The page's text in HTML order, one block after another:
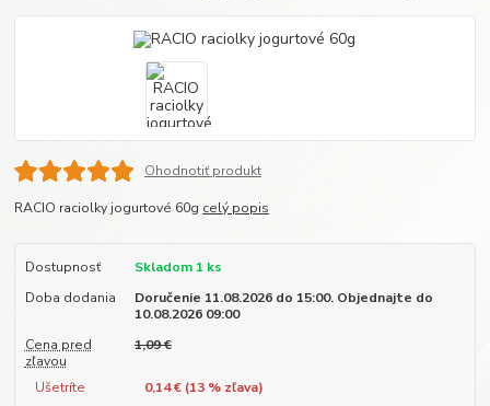
Ohodnotiť produkt
RACIO raciolky jogurtové 60g celý popis
Dostupnosť
Skladom 1 ks
Doba dodania
Doručenie 11.08.2026 do 15:00. Objednajte do
10.08.2026 09:00
Cena pred
zľavou
1,09 €
Ušetríte 0,14 € (13% zľava)